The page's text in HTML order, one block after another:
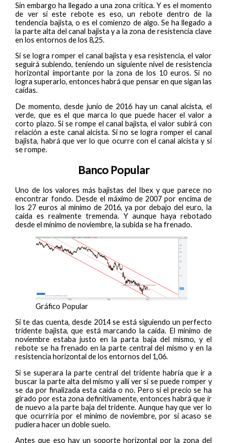
Sin embargo ha llegado a una zona crítica. Y es el momento
de ver si este rebote es eso, un rebote dentro de la
tendencia bajista, o es el comienzo de algo. Se ha llegado a
la parte alta del canal bajista y a la zona de resistencia clave
en los entornos de los 8,25.
Si se logra romper el canal bajista y esa resistencia, el valor
seguirá subiendo, teniendo un siguiente nivel de resistencia
horizontal importante por la zona de los 10 euros. Si no
logra superarlo, entonces habrá que pensar en que sigan las
caídas.
De momento, desde junio de 2016 hay un canal alcista, el
verde, que es el que marca lo que puede hacer el valor a
corto plazo. Si se rompe el canal bajista, el valor subirá con
relación a este canal alcista. Si no se logra romper el canal
bajista, habrá que ver lo que ocurre con el canal alcista y si
se rompe.
Banco Popular
Uno de los valores más bajistas del Ibex y que parece no
encontrar fondo. Desde el máximo de 2007 por encima de
los 27 euros al mínimo de 2016, ya por debajo del euro, la
caída es realmente tremenda. Y aunque haya rebotado
desde el mínimo de noviembre, la subida se ha frenado.
Gráfico Popular
Si te das cuenta, desde 2014 se está siguiendo un perfecto
tridente bajista, que está marcando la caída. El mínimo de
noviembre estaba justo en la parta baja del mismo, y el
rebote se ha frenado en la parte central del mismo y en la
resistencia horizontal de los entornos del 1,06.
Si se superara la parte central del tridente habría que ir a
buscar la parte alta del mismo y allí ver si se puede romper y
se da por finalizada esta caída o no. Pero si el precio se ha
girado por esta zona definitivamente, entonces habrá que ir
de nuevo a la parte baja del tridente. Aunque hay que ver lo
que ocurriría por el mínimo de noviembre, por si acaso se
pudiera hacer un doble suelo.
Antes que eso hay un soporte horizontal por la zona del